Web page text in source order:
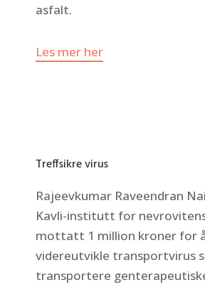
asfalt.
Les mer her
Treffsikre virus
Rajeevkumar Raveendran
Kavli-institutt for
mottatt 1 million kroner for
videreutvikle transportvirus
transportere